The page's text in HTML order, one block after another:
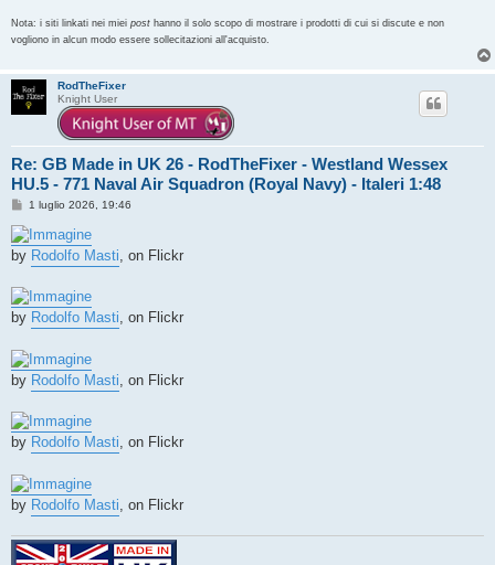
Nota: i siti linkati nei miei post hanno il solo scopo di mostrare i prodotti di cui si discute e non
vogliono in alcun modo essere sollecitazioni all'acquisto.
RodTheFixer
Knight User
Re: GB Made in UK 26 - RodTheFixer - Westland Wessex
HU.5 - 771 Naval Air Squadron (Royal Navy) - Italeri 1:48
M
s
s
a
i
o
1 luglio 2026, 19:46
by Rodolfo Masti , on Flickr
by Rodolfo Masti, on Flickr
by Rodolfo Masti , on Flickr
by Rodolfo Masti, on Flickr
by Rodolfo Masti , on Flickr